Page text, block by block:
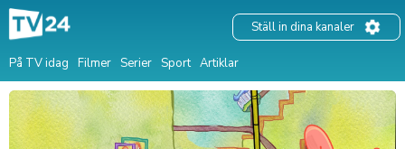
På TV idag Filmer Serier Sport Artiklar
Ställ in dina kanaler